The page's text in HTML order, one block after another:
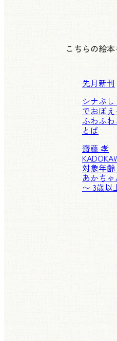
こちらの絵
先月新刊
シナぷし
でおぼえ
ふわふわ
とば
齋藤 孝
対象年齢
あかちゃ
〜 3歳以